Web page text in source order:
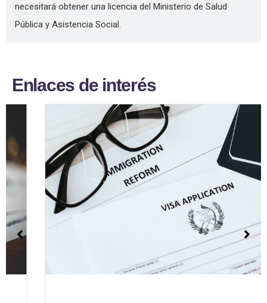
necesitará obtener una licencia del Ministerio de Salud
Pública y Asistencia Social.
Enlaces de interés